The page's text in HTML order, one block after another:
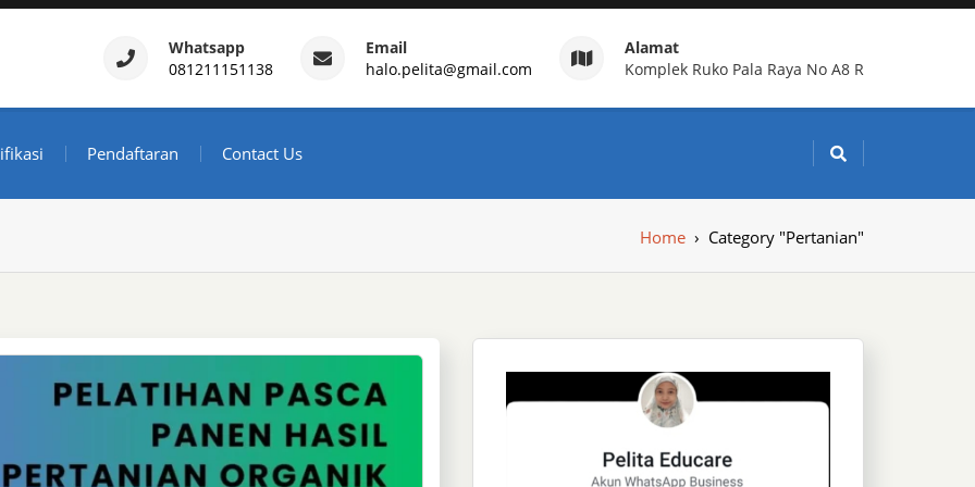
– Daftar Training Indonesia
Whatsapp
081211151138
Email
halo.pelita@gmail.com
Alamat
Komplek Ruko Pala Raya No A8 R
Pendaftaran Contact Us
Home › Category "Pertanian"